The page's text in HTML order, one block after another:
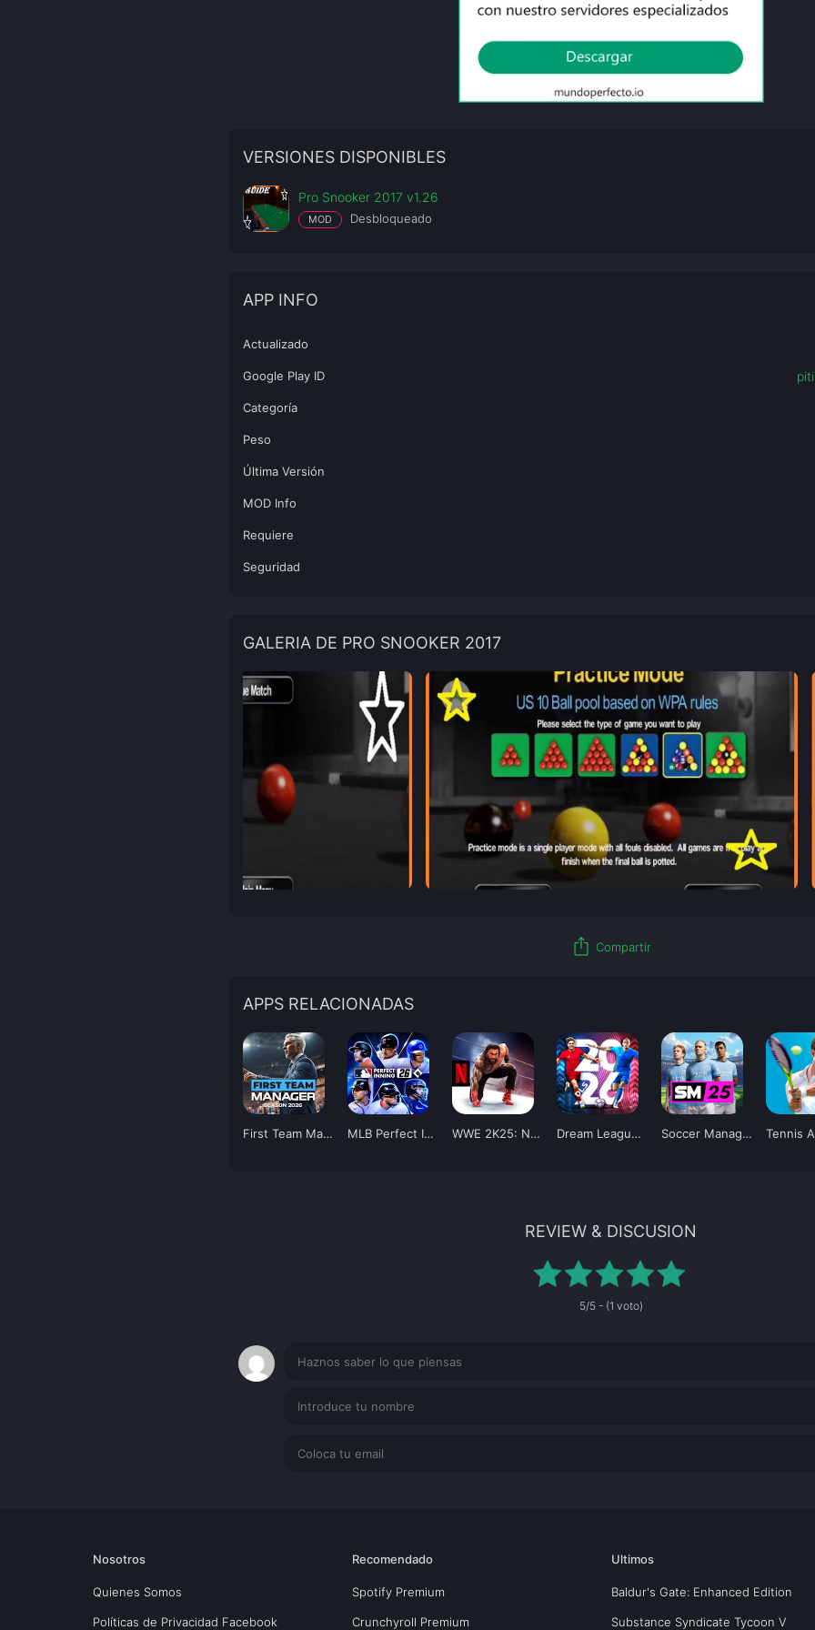
VERSIONES DISPONIBLES
Pro Snooker 2017 v1.26
MOD Desbloqueado
APP INFO
Actualizado
Google Play ID
Categoría
Peso
Última Versión
MOD Info
Requiere
Seguridad
GALERIA DE PRO SNOOKER 2017
ios_share Compartir
APPS RELACIONADAS
First Team Manager 2026 MLB Perfect Inning 26 WWE 2K25: Netflix Edition Dream League Soccer 2026 Soccer Manager 2025 Tennis
REVIEW & DISCUSION
5/5 - (1 voto)
Nosotros
Quienes Somos
Políticas de Privacidad Facebook
Recomendado
Spotify Premium
Crunchyroll Premium
Ultimos
Baldur's Gate: Enhanced Edition
Substance Syndicate Tycoon V